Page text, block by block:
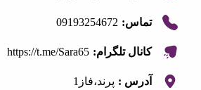
تماس: 09193254672
کانال تلگرام: https://t.me/Sara65
آدرس : پرند،فاز1